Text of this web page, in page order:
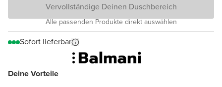
Deine Vorteile
Vervollständige Deinen Duschbereich
Alle passenden Produkte direkt auswählen
Sofort lieferbar